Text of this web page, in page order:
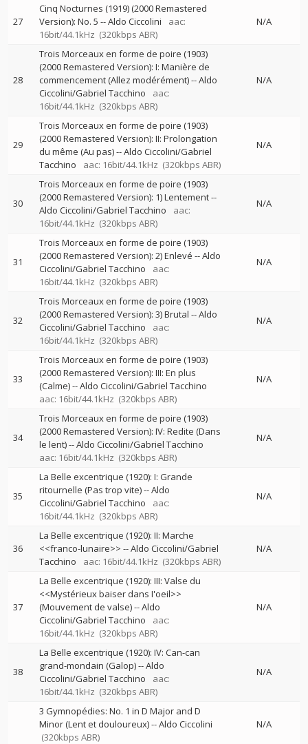
27
Cinq Nocturnes (1919) (2000 Remastered
Version): No. 5 --Aldo Ciccolini
aac:
16bit/44.1kHz (320kbps ABR)
N/A
28
Trois Morceaux en forme de poire (1903)
(2000 Remastered Version): I: Manière de
commencement (Allez modérément)--Aldo
Ciccolini/Gabriel Tacchino
aac:
16bit/44.1kHz (320kbps ABR)
N/A
29
Trois Morceaux en forme de poire (1903)
(2000 Remastered Version): II: Prolongation
du même (Au pas)--Aldo Ciccolini/Gabriel
Tacchino
aac: 16bit/44.1kHz (320kbps ABR)
N/A
30
Trois Morceaux en forme de poire (1903)
(2000 Remastered Version): 1) Lentement--
Aldo Ciccolini/Gabriel Tacchino
aac:
16bit/44.1kHz (320kbps ABR)
N/A
31
Trois Morceaux en forme de poire (1903)
(2000 Remastered Version): 2) Enlevé --Aldo
Ciccolini/Gabriel Tacchino
aac:
16bit/44.1kHz (320kbps ABR)
N/A
32
Trois Morceaux en forme de poire (1903)
(2000 Remastered Version): 3) Brutal --Aldo
Ciccolini/Gabriel Tacchino
aac:
16bit/44.1kHz (320kbps ABR)
N/A
33
Trois Morceaux en forme de poire (1903)
(2000 Remastered Version): III: En plus
(Calme)--Aldo Ciccolini/Gabriel Tacchino
aac: 16bit/44.1kHz (320kbps ABR)
N/A
34
Trois Morceaux en forme de poire (1903)
(2000 Remastered Version): IV: Redite (Dans
le lent)--Aldo Ciccolini/Gabriel Tacchino
aac: 16bit/44.1kHz (320kbps ABR)
N/A
35
La Belle excentrique (1920): I: Grande
ritournelle (Pas trop vite)--Aldo
Ciccolini/Gabriel Tacchino
aac:
16bit/44.1kHz (320kbps ABR)
N/A
36
La Belle excentrique (1920): II: Marche
<<franco-lunaire>> --Aldo Ciccolini/Gabriel
Tacchino
aac: 16bit/44.1kHz (320kbps ABR)
N/A
37
La Belle excentrique (1920): III: Valse du
<<Mystérieux baiser dans I'oeil>>
(Mouvement de valse)--Aldo
Ciccolini/Gabriel Tacchino
aac:
16bit/44.1kHz (320kbps ABR)
N/A
38
La Belle excentrique (1920): IV: Can-can
grand-mondain (Galop)--Aldo
Ciccolini/Gabriel Tacchino
aac:
16bit/44.1kHz (320kbps ABR)
N/A
3 Gymnopédies: No. 1 in D Major and D
Minor (Lent et douloureux)--Aldo Ciccolini
(320kbps ABR)
N/A